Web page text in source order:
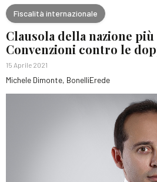
Fiscalità internazionale
Clausola della nazione
Convenzioni contro le
15 Aprile 2021
Michele Dimonte, BonelliErede